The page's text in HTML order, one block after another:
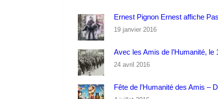
Ernest Pignon Ernest affiche
19 janvier 2016
Avec les Amis de l’Humanité, le
24 avril 2016
Fête de l’Humanité des Amis –